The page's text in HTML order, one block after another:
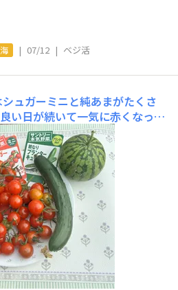
| 07/12 | ベジ活
ュガーミニと純あまがたくさ
い日が続いて一気に赤くなった
らなかった甘小丸スイカ🍉と
甘小丸スイカも生き残っている
ので受粉しました何故か雄花が
は成長点をカットしてから新